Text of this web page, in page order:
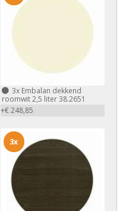
3xEmbalan dekkend
roomwit 2,5 liter 38.2651
+€ 248,85
3x